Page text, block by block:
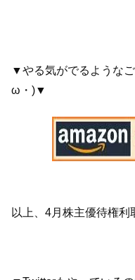
▼やる気がでるような
ω・)▼
以上、4月株主優待権利